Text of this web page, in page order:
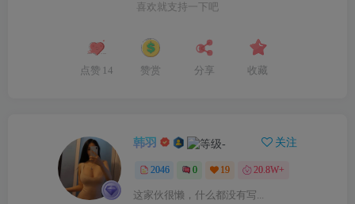
喜欢就支持一下吧
点赞 14 赞赏 分享 收藏
韩羽 关注
2046 0 19 20.8W+
这家伙很懒，什么都没有写...